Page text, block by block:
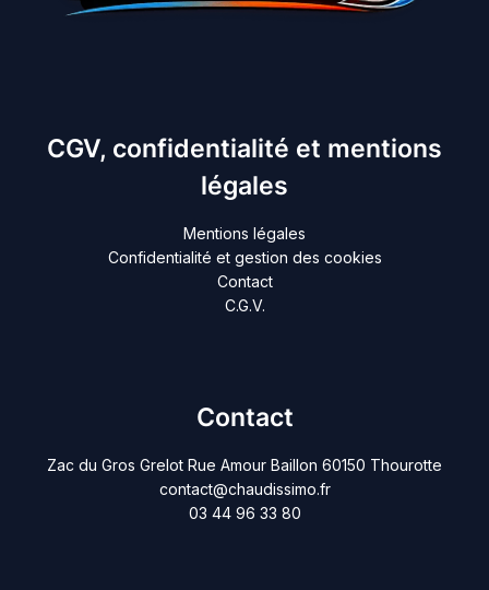
CGV, confidentialité et mentions
légales
Mentions légales
Confidentialité et gestion des cookies
Contact
C.G.V.
Contact
Zac du Gros Grelot Rue Amour Baillon 60150 Thourotte
contact@chaudissimo.fr
03 44 96 33 80